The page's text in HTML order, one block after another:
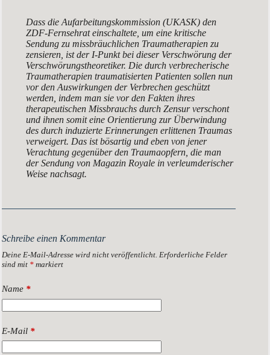
Dass die Aufarbeitungskommission (UKASK) den
ZDF-Fernsehrat einschaltete, um eine kritische
Sendung zu missbräuchlichen Traumatherapien zu
zensieren, ist der I-Punkt bei dieser Verschwörung der
Verschwörungstheoretiker. Die durch verbrecherische
Traumatherapien traumatisierten Patienten sollen nun
vor den Auswirkungen der Verbrechen geschützt
werden, indem man sie vor den Fakten ihres
therapeutischen Missbrauchs durch Zensur verschont
und ihnen somit eine Orientierung zur Überwindung
des durch induzierte Erinnerungen erlittenen Traumas
verweigert. Das ist bösartig und eben von jener
Verachtung gegenüber den Traumaopfern, die man
der Sendung von Magazin Royale in verleumderischer
Weise nachsagt.
Schreibe einen Kommentar
Deine E-Mail-Adresse wird nicht veröffentlicht. Erforderliche Felder
sind mit * markiert
Name *
E-Mail *